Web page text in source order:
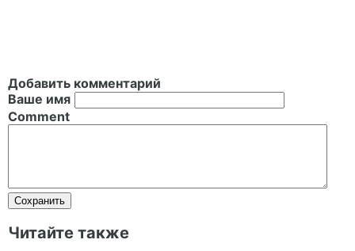
Добавить комментарий
Ваше имя
Comment
Читайте также